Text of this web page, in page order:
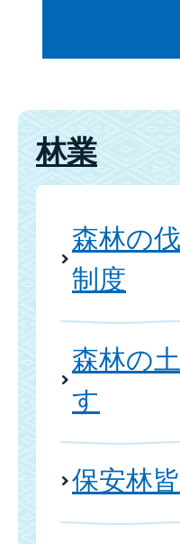
林業
森林の
制度
森林の
す
保安林